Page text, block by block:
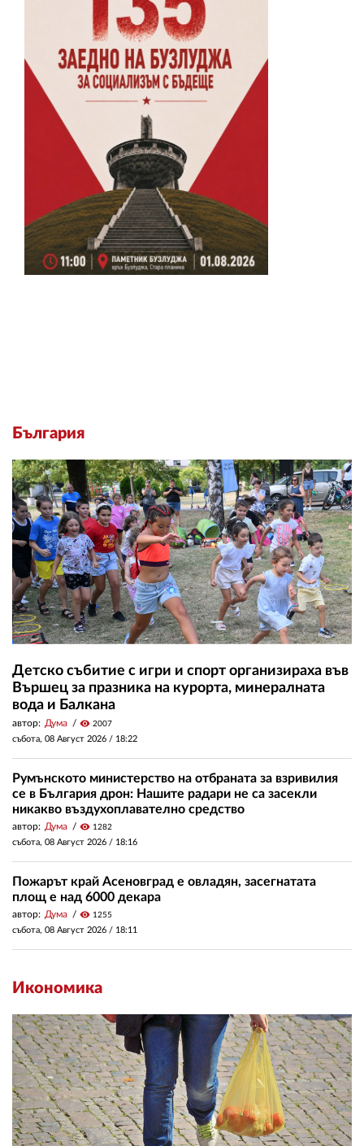
България
Детско събитие с игри и спорт организираха във
Вършец за празника на курорта, минералната
вода и Балкана
автор: Дума visibility 2007
събота, 08 Август 2026 / 18:22
Румънското министерство на отбраната за взривилия
се в България дрон: Нашите радари не са засекли
никакво въздухоплавателно средство
автор: Дума visibility 1282
събота, 08 Август 2026 / 18:16
Пожарът край Асеновград е овладян, засегнатата
площ е над 6000 декара
автор: Дума visibility 1255
събота, 08 Август 2026 / 18:11
Икономика